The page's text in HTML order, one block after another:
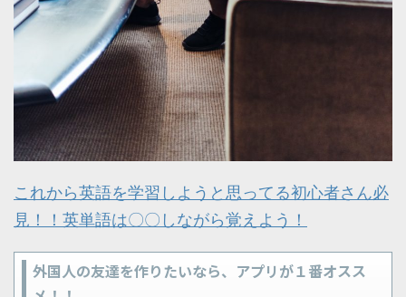
これから英語を学習しようと思ってる初心者さん必
見！！英単語は〇〇しながら覚えよう！
外国人の友達を作りたいなら、アプリが１番オスス